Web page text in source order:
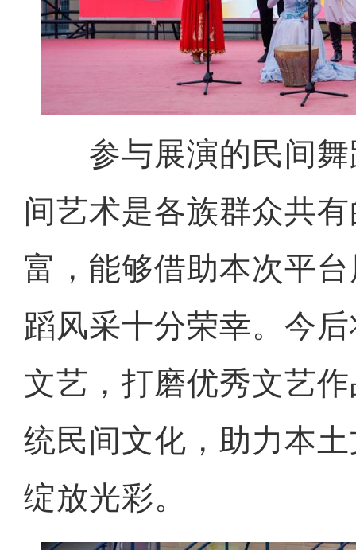
参与展演的民间舞
间艺术是各族群众共
富，能够借助本次平
蹈风采十分荣幸。今
文艺，打磨优秀文艺
统民间文化，助力本
绽放光彩。